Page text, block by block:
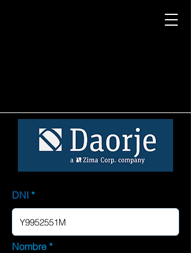
DNI
Nombre